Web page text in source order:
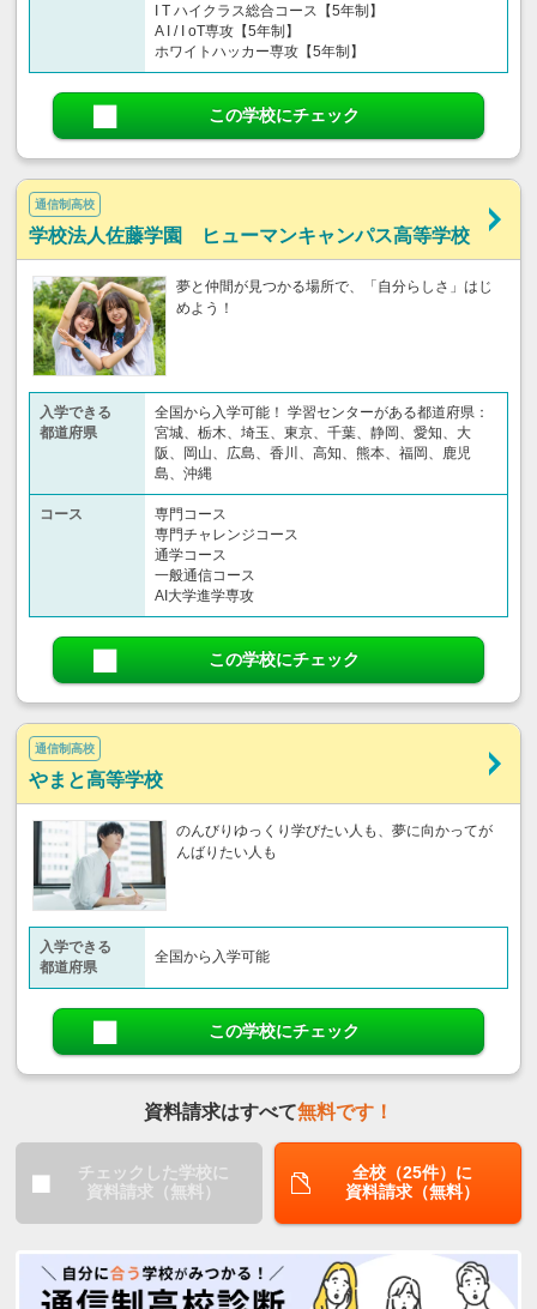
I T ハイクラス総合コース【5年制】
A I / I oT専攻【5年制】
ホワイトハッカー専攻【5年制】
この学校にチェック
通信制高校
学校法人佐藤学園 ヒューマンキャンパス高等学校
夢と仲間が見つかる場所で、「自分らしさ」はじ
めよう！
入学できる
都道府県
全国から入学可能！ 学習センターがある都道府県：
宮城、栃木、埼玉、東京、千葉、静岡、愛知、大
阪、岡山、広島、香川、高知、熊本、福岡、鹿児
島、沖縄
コース
専門コース
専門チャレンジコース
通学コース
一般通信コース
AI大学進学専攻
この学校にチェック
通信制高校
やまと高等学校
のんびりゆっくり学びたい人も、夢に向かってが
んばりたい人も
入学できる
都道府県
全国から入学可能
この学校にチェック
資料請求はすべて無料です！
チェックした学校に
資料請求（無料）
全校（25件）に
資料請求（無料）